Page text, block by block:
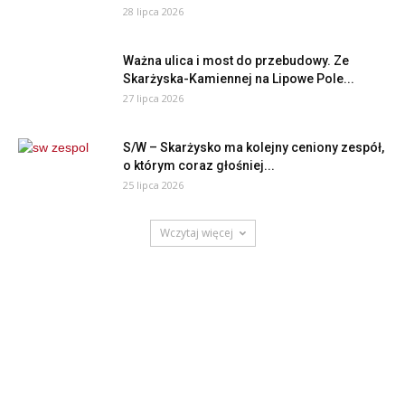
28 lipca 2026
Ważna ulica i most do przebudowy. Ze
Skarżyska-Kamiennej na Lipowe Pole...
27 lipca 2026
S/W – Skarżysko ma kolejny ceniony zespół,
o którym coraz głośniej...
25 lipca 2026
Wczytaj więcej